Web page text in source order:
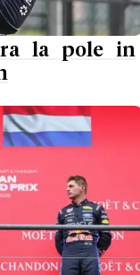
la pole in